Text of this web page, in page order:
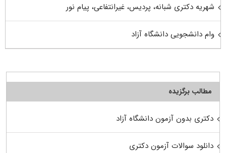
شهریه دکتری شبانه، پردیس، غیرانتفاعی، پیام نور
وام دانشجویی دانشگاه آزاد
مطالب برگزیده
دکتری بدون آزمون دانشگاه آزاد
دانلود سوالات آزمون دکتری